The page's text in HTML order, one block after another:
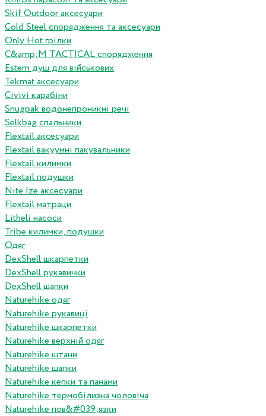
Skif Outdoor аксесуари
Cold Steel спорядження та аксесуари
Only Hot грілки
C&amp;M TACTICAL спорядження
Estem душ для військових
Tekmat аксесуари
Сivivi карабіни
Snugpak водонепроникні речі
Selkbag спальники
Flextail аксесуари
Flextail вакуумні пакувальники
Flextail килимки
Flextail подушки
Nite Ize аксесуари
Flextail матраци
Litheli насоси
Tribe килимки, подушки
Одяг
DexShell шкарпетки
DexShell рукавички
DexShell шапки
Naturehike одяг
Naturehike рукавиці
Naturehike шкарпетки
Naturehike верхній одяг
Naturehike штани
Naturehike шапки
Naturehike кепки та панами
Naturehike термобілизна чоловіча
Naturehike пов&#039;язки